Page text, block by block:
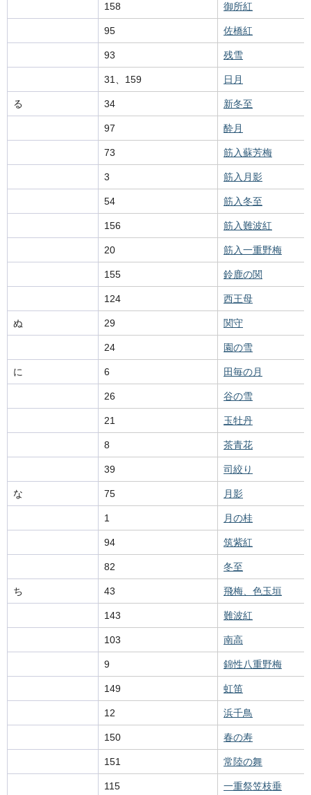
158 御所紅
95 佐橋紅
93 残雪
31、159 日月
る 34 新冬至
97 酔月
73 筋入蘇芳梅
3 筋入月影
54 筋入冬至
156 筋入難波紅
20 筋入一重野梅
155 鈴鹿の関
124 西王母
ぬ 29 関守
24 園の雪
に 6 田毎の月
26 谷の雪
21 玉牡丹
8 茶青花
39 司絞り
な 75 月影
1 月の桂
94 筑紫紅
82 冬至
ち 43 飛梅、色玉垣
143 難波紅
103 南高
9 錦性八重野梅
149 虹笛
12 浜千鳥
150 春の寿
151 常陸の舞
115 一重祭笠枝垂